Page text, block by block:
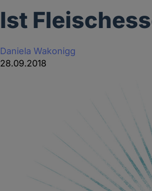
Ist
Daniela Wakonigg
28.09.2018